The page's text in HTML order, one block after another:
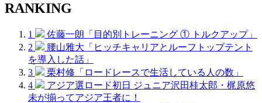
RANKING
1
佐藤一朗「目的別トレーニング ① トルクアップ」
2
腰山雅大「ヒッチキャリアとルーフトップテント
を導入した話」
3
栗村修「ロードレースで生活している人の数」
4
アジア選ロード初日 ジュニア沢田桂太郎・梶原悠
未が揃ってアジア王者に！